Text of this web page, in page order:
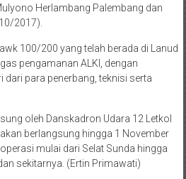
Herlambang Palembang dan
2017).
100/200 yang telah berada di Lanud
pengamanan ALKI, dengan
dari para penerbang, teknisi serta
oleh Danskadron Udara 12 Letkol
berlangsung hingga 1 November
mulai dari Selat Sunda hingga
sekitarnya. (Ertin Primawati)